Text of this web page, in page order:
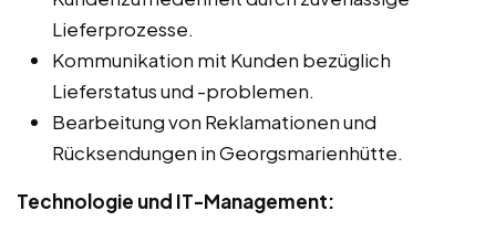
Lieferprozesse.
Kommunikation mit Kunden bezüglich
Lieferstatus und -problemen.
Bearbeitung von Reklamationen und
Rücksendungen in Georgsmarienhütte.
Technologie und IT-Management: